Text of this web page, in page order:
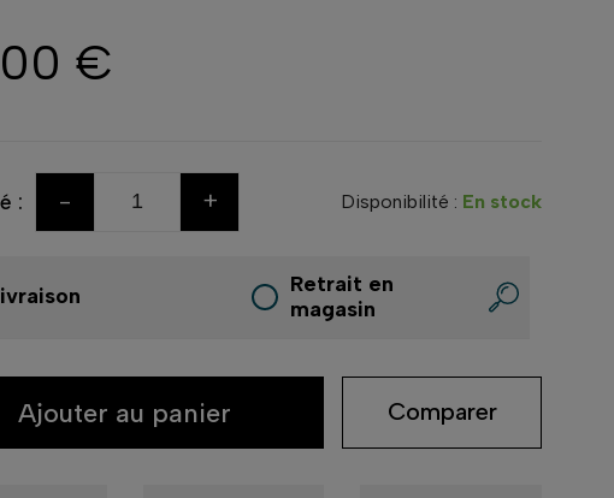
€
: - + Disponibilité : En stock
Retrait en
magasin
Ajouter au panier Comparer